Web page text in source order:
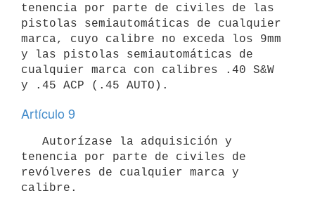
tenencia por parte de civiles de las
pistolas semiautomáticas de cualquier
marca, cuyo calibre no exceda los 9mm
y las pistolas semiautomáticas de
cualquier marca con calibres .40 S&W
Artículo 9
tenencia por parte de civiles de
revólveres de cualquier marca y